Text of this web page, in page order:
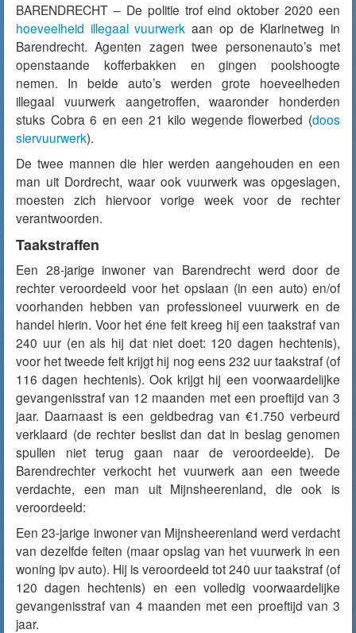
BARENDRECHT – De politie trof eind oktober 2020 een
hoeveelheid illegaal vuurwerk aan op de Klarinetweg in
Barendrecht. Agenten zagen twee personenauto’s met
openstaande kofferbakken en gingen poolshoogte
nemen. In beide auto’s werden grote hoeveelheden
illegaal vuurwerk aangetroffen, waaronder honderden
stuks Cobra 6 en een 21 kilo wegende flowerbed (doos
siervuurwerk).
De twee mannen die hier werden aangehouden en een
man uit Dordrecht, waar ook vuurwerk was opgeslagen,
moesten zich hiervoor vorige week voor de rechter
verantwoorden.
Taakstraffen
Een 28-jarige inwoner van Barendrecht werd door de
rechter veroordeeld voor het opslaan (in een auto) en/of
voorhanden hebben van professioneel vuurwerk en de
handel hierin. Voor het éne feit kreeg hij een taakstraf van
240 uur (en als hij dat niet doet: 120 dagen hechtenis),
voor het tweede feit krijgt hij nog eens 232 uur taakstraf (of
116 dagen hechtenis). Ook krijgt hij een voorwaardelijke
gevangenisstraf van 12 maanden met een proeftijd van 3
jaar. Daarnaast is een geldbedrag van €1.750 verbeurd
verklaard (de rechter beslist dan dat in beslag genomen
spullen niet terug gaan naar de veroordeelde). De
Barendrechter verkocht het vuurwerk aan een tweede
verdachte, een man uit Mijnsheerenland, die ook is
veroordeeld:
Een 23-jarige inwoner van Mijnsheerenland werd verdacht
van dezelfde feiten (maar opslag van het vuurwerk in een
woning ipv auto). Hij is veroordeeld tot 240 uur taakstraf (of
120 dagen hechtenis) en een volledig voorwaardelijke
gevangenisstraf van 4 maanden met een proeftijd van 3
jaar.